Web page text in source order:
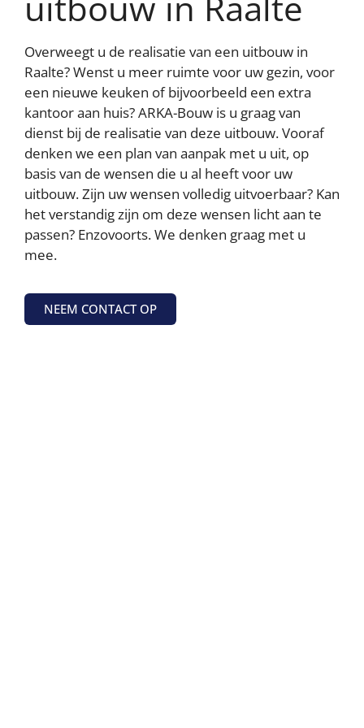
Overweegt u de realisatie van een uitbouw in
Raalte? Wenst u meer ruimte voor uw gezin, voor
een nieuwe keuken of bijvoorbeeld een extra
kantoor aan huis? ARKA-Bouw is u graag van
dienst bij de realisatie van deze uitbouw. Vooraf
denken we een plan van aanpak met u uit, op
basis van de wensen die u al heeft voor uw
uitbouw. Zijn uw wensen volledig uitvoerbaar? Kan
het verstandig zijn om deze wensen licht aan te
passen? Enzovoorts. We denken graag met u
mee.
NEEM CONTACT OP
AFWIJZEN AANPASSEN
ACCEPTEER ALLES
Contact opnemen